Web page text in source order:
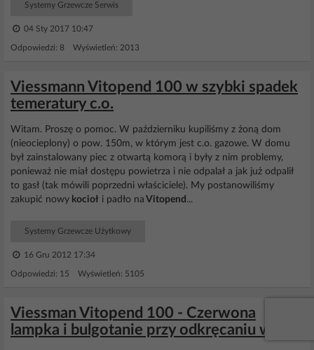
Systemy Grzewcze Serwis
04 Sty 2017 10:47
Odpowiedzi: 8 Wyświetleń: 2013
Viessmann Vitopend 100 w szybki spadek
temeratury c.o.
Witam. Proszę o pomoc. W październiku kupiliśmy z żoną dom
(nieocieplony) o pow. 150m, w którym jest c.o. gazowe. W domu
był zainstalowany piec z otwartą komorą i były z nim problemy,
ponieważ nie miał dostępu powietrza i nie odpalał a jak już odpalił
to gasł (tak mówili poprzedni właściciele). My postanowiliśmy
zakupić nowy kocioł i padło na Vitopend ...
Systemy Grzewcze Użytkowy
16 Gru 2012 17:34
Odpowiedzi: 15 Wyświetleń: 5105
Viessman Vitopend 100 - Czerwona
lampka i bulgotanie przy odkręcaniu wody